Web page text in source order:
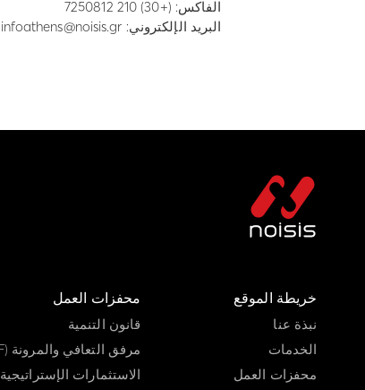
الفاكس: (+30) 210 7250812
البريد الإلكتروني: infoathens@noisis.gr
خريطة الموقع
نبذة عنا
الخدمات
محفزات العمل
محفزات العمل
قانون التنمية
مرفق التعافي والمرونة (RRF)
الاستثمارات الإستراتيجية